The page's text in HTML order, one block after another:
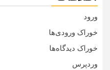
ورود
خوراک ورودی‌ها
خوراک دیدگاه‌ها
وردپرس